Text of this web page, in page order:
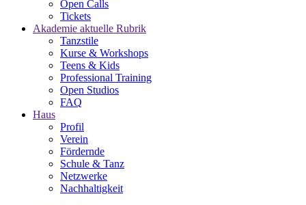
Open Calls
Tickets
Akademie aktuelle Rubrik
Tanzstile
Kurse & Workshops
Teens & Kids
Professional Training
Open Studios
FAQ
Haus
Profil
Verein
Fördernde
Schule & Tanz
Netzwerke
Nachhaltigkeit